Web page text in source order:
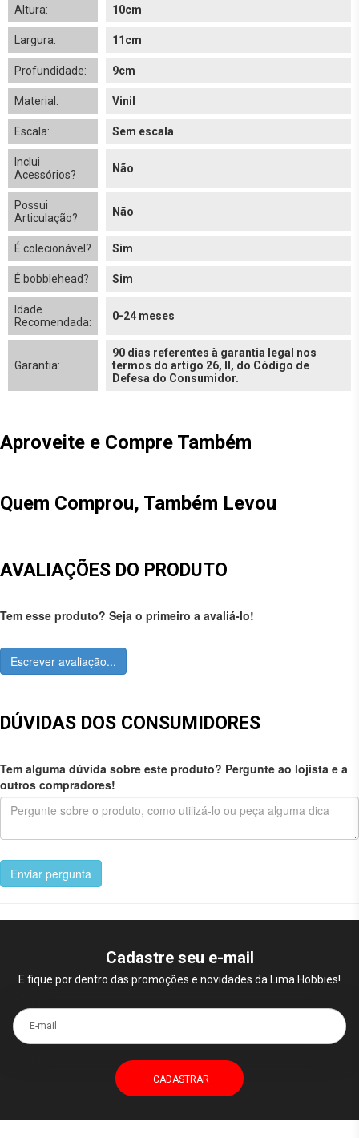
Altura: 10cm
Largura: 11cm
Profundidade: 9cm
Material: Vinil
Escala: Sem escala
Inclui
Acessórios?
Não
Possui
Articulação?
Não
É colecionável? Sim
É bobblehead? Sim
Idade
Recomendada:
0-24 meses
Garantia:
90 dias referentes à garantia legal nos
termos do artigo 26, II, do Código de
Defesa do Consumidor.
Aproveite e Compre Também
Quem Comprou, Também Levou
AVALIAÇÕES DO PRODUTO
Tem esse produto? Seja o primeiro a avaliá-lo!
Escrever avaliação...
DÚVIDAS DOS CONSUMIDORES
Tem alguma dúvida sobre este produto? Pergunte ao lojista e a
outros compradores!
Enviar pergunta
Cadastre seu e-mail
E fique por dentro das promoções e novidades da Lima Hobbies!
E-mail